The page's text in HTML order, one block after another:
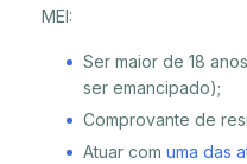
MEI:
Ser maior de 18
ser emancipado);
Comprovante de
Atuar com uma das